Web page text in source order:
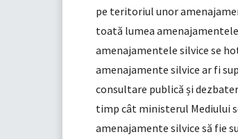
pe teritoriul unor
toată lumea
amenajamentele silvice se
amenajamente silvice ar fi
consultare publică și
timp cât ministerul Mediului
amenajamente silvice să fie